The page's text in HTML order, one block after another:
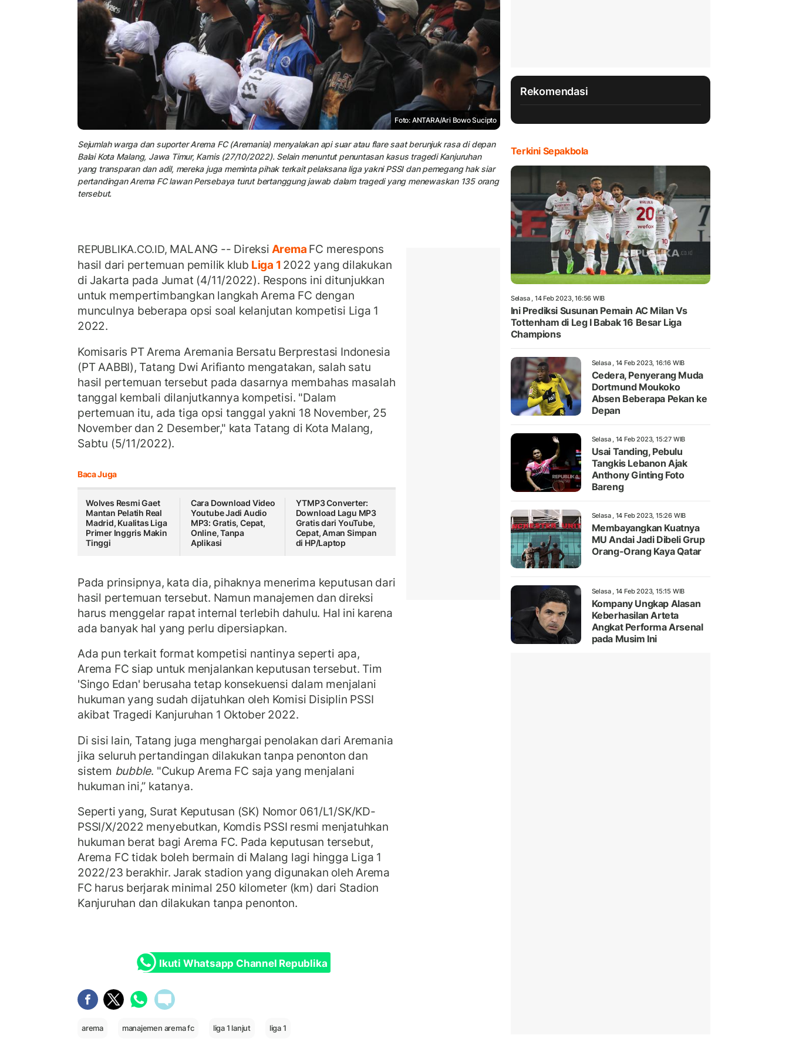
Foto: ANTARA/Ari Bowo Sucipto
Sejumlah warga dan suporter Arema FC (Aremania) menyalakan api suar atau flare saat berunjuk rasa di depan
Balai Kota Malang, Jawa Timur, Kamis (27/10/2022). Selain menuntut penuntasan kasus tragedi Kanjuruhan
yang transparan dan adil, mereka juga meminta pihak terkait pelaksana liga yakni PSSI dan pemegang hak siar
pertandingan Arema FC lawan Persebaya turut bertanggung jawab dalam tragedi yang menewaskan 135 orang
tersebut.
REPUBLIKA.CO.ID, MALANG -- Direksi Arema FC merespons
hasil dari pertemuan pemilik klub Liga 1 2022 yang dilakukan
di Jakarta pada Jumat (4/11/2022). Respons ini ditunjukkan
untuk mempertimbangkan langkah Arema FC dengan
munculnya beberapa opsi soal kelanjutan kompetisi Liga 1
2022.
Komisaris PT Arema Aremania Bersatu Berprestasi Indonesia
(PT AABBI), Tatang Dwi Arifianto mengatakan, salah satu
hasil pertemuan tersebut pada dasarnya membahas masalah
tanggal kembali dilanjutkannya kompetisi. "Dalam
pertemuan itu, ada tiga opsi tanggal yakni 18 November, 25
November dan 2 Desember," kata Tatang di Kota Malang,
Sabtu (5/11/2022).
Baca Juga
Wolves Resmi Gaet
Mantan Pelatih Real
Madrid, Kualitas Liga
Primer Inggris Makin
Tinggi
Cara Download Video
Youtube Jadi Audio
MP3: Gratis, Cepat,
Online, Tanpa
Aplikasi
YTMP3 Converter:
Download Lagu MP3
Gratis dari YouTube,
Cepat, Aman Simpan
di HP/Laptop
Pada prinsipnya, kata dia, pihaknya menerima keputusan dari
hasil pertemuan tersebut. Namun manajemen dan direksi
harus menggelar rapat internal terlebih dahulu. Hal ini karena
ada banyak hal yang perlu dipersiapkan.
Ada pun terkait format kompetisi nantinya seperti apa,
Arema FC siap untuk menjalankan keputusan tersebut. Tim
'Singo Edan' berusaha tetap konsekuensi dalam menjalani
hukuman yang sudah dijatuhkan oleh Komisi Disiplin PSSI
akibat Tragedi Kanjuruhan 1 Oktober 2022.
Di sisi lain, Tatang juga menghargai penolakan dari Aremania
jika seluruh pertandingan dilakukan tanpa penonton dan
sistem bubble. "Cukup Arema FC saja yang menjalani
hukuman ini,” katanya.
Seperti yang, Surat Keputusan (SK) Nomor 061/L1/SK/KD-
PSSI/X/2022 menyebutkan, Komdis PSSI resmi menjatuhkan
hukuman berat bagi Arema FC. Pada keputusan tersebut,
Arema FC tidak boleh bermain di Malang lagi hingga Liga 1
2022/23 berakhir. Jarak stadion yang digunakan oleh Arema
FC harus berjarak minimal 250 kilometer (km) dari Stadion
Kanjuruhan dan dilakukan tanpa penonton.
Ikuti Whatsapp Channel Republika
arema manajemen arema fc liga 1 lanjut liga 1
Rekomendasi
Terkini Sepakbola
Selasa , 14 Feb 2023, 16:56 WIB
Ini Prediksi Susunan Pemain AC Milan Vs
Tottenham di Leg I Babak 16 Besar Liga
Champions
Selasa , 14 Feb 2023, 16:16 WIB
Cedera, Penyerang Muda
Dortmund Moukoko
Absen Beberapa Pekan ke
Depan
Selasa , 14 Feb 2023, 15:27 WIB
Usai Tanding, Pebulu
Tangkis Lebanon Ajak
Anthony Ginting Foto
Bareng
Selasa , 14 Feb 2023, 15:26 WIB
Membayangkan Kuatnya
MU Andai Jadi Dibeli Grup
Orang-Orang Kaya Qatar
Selasa , 14 Feb 2023, 15:15 WIB
Kompany Ungkap Alasan
Keberhasilan Arteta
Angkat Performa Arsenal
pada Musim Ini